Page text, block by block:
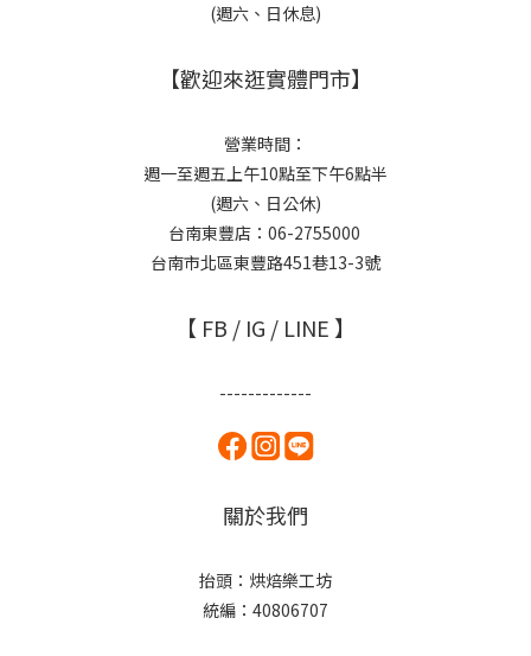
(週六、日休息)
【歡迎來逛實體門市】
營業時間：
週一至週五上午10點至下午6點半
(週六、日公休)
台南東豐店：06-2755000
台南市北區東豐路451巷13-3號
【 FB / IG / LINE 】
-------------
關於我們
抬頭：烘焙樂工坊
統編：40806707